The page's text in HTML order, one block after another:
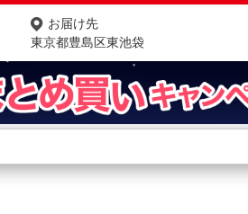
お届け先
東京都豊島区東池袋